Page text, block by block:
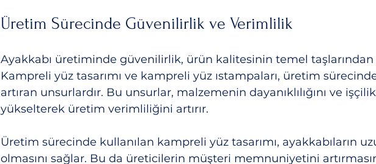
Üretim Sürecinde Güvenilirlik ve Verimlilik
Ayakkabı üretiminde güvenilirlik, ürün kalitesinin temel
Kampreli yüz tasarımı ve kampreli yüz ıstampaları, üretim
artıran unsurlardır. Bu unsurlar, malzemenin dayanıklılığını ve
yükselterek üretim verimliliğini artırır.
Üretim sürecinde kullanılan kampreli yüz tasarımı, ayakkabıların
olmasını sağlar. Bu da üreticilerin müşteri memnuniyetini